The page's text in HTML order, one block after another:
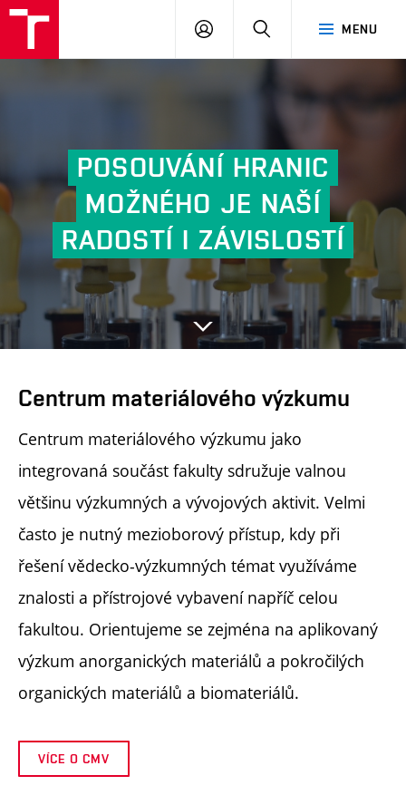
MENU
PŘIHLÁSIT
POSOUVÁNÍ HRANIC
MOŽNÉHO JE NAŠÍ
RADOSTÍ I ZÁVISLOSTÍ
Centrum materiálového výzkumu
Centrum materiálového výzkumu jako
integrovaná součást fakulty sdružuje valnou
většinu výzkumných a vývojových aktivit. Velmi
často je nutný mezioborový přístup, kdy při
řešení vědecko-výzkumných témat využíváme
znalosti a přístrojové vybavení napříč celou
fakultou. Orientujeme se zejména na aplikovaný
výzkum anorganických materiálů a pokročilých
organických materiálů a biomateriálů.
VÍCE O CMV